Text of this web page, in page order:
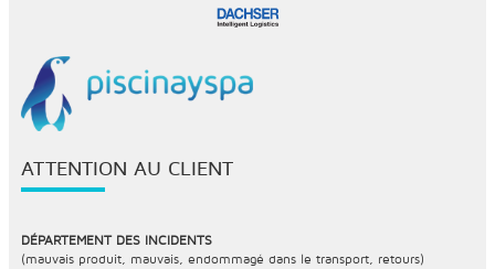
ATTENTION AU CLIENT
DÉPARTEMENT DES INCIDENTS
(mauvais produit, mauvais, endommagé dans le transport, retours)